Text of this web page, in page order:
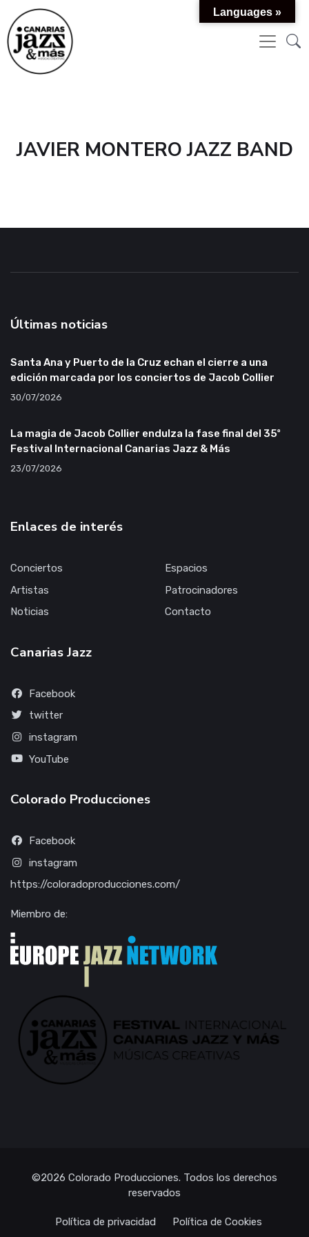
JAVIER MONTERO JAZZ BAND
Últimas noticias
Santa Ana y Puerto de la Cruz echan el cierre a una
edición marcada por los conciertos de Jacob Collier
30/07/2026
La magia de Jacob Collier endulza la fase final del 35º
Festival Internacional Canarias Jazz & Más
23/07/2026
Enlaces de interés
Conciertos
Artistas
Noticias
Espacios
Patrocinadores
Contacto
Canarias Jazz
Facebook
twitter
instagram
YouTube
Colorado Producciones
Facebook
instagram
https://coloradoproducciones.com/
Miembro de:
©2026 Colorado Producciones. Todos los derechos
reservados
Política de privacidad Política de Cookies
Languages »